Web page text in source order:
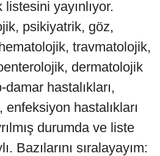
yayınlıyor.
psikiyatrik, göz,
travmatolojik,
dermatolojik
hastalıkları,
enfeksiyon hastalıkları
durumda ve liste
Bazılarını sıralayayım: